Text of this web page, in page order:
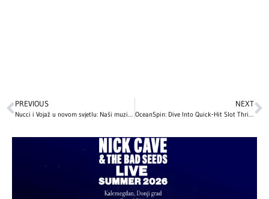
PREVIOUS
Nucci i Vojaž u novom svjetlu: Naši muzičari se otkrivaju kao talentovani glumci
NEXT
OceanSpin: Dive Into Quick‑Hit Slot Thrills and Live Action